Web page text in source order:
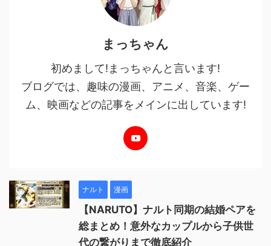
まっちゃん
初めまして!まっちゃんと言います!
ブログでは、趣味の漫画、アニメ、音楽、ゲー
ム、映画などの記事をメインに出しています!
ナルト 漫画
【NARUTO】ナルト同期の結婚ペアを
総まとめ！意外なカップルから子供世
代の繋がりまで徹底紹介